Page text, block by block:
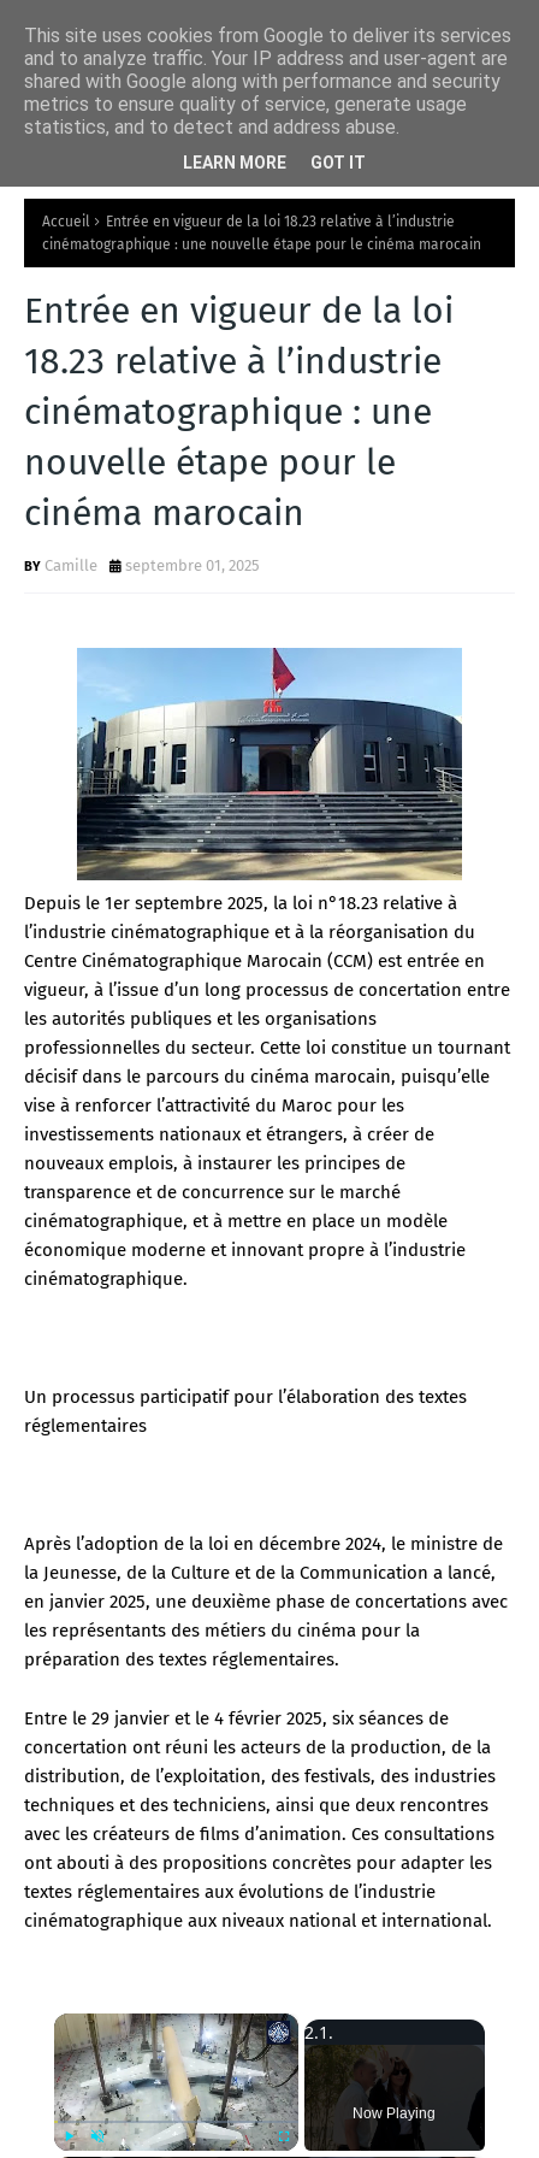
Accueil
Entrée en vigueur de la loi 18.23 relative à l’industrie
cinématographique : une nouvelle étape pour le cinéma marocain
Entrée en vigueur de la loi
18.23 relative à l’industrie
cinématographique : une
nouvelle étape pour le
cinéma marocain
Camille septembre 01, 2025
Depuis le 1er septembre 2025, la loi n°18.23 relative à
l’industrie cinématographique et à la réorganisation du
Centre Cinématographique Marocain (CCM) est entrée en
vigueur, à l’issue d’un long processus de concertation entre
les autorités publiques et les organisations
professionnelles du secteur. Cette loi constitue un tournant
décisif dans le parcours du cinéma marocain, puisqu’elle
vise à renforcer l’attractivité du Maroc pour les
investissements nationaux et étrangers, à créer de
nouveaux emplois, à instaurer les principes de
transparence et de concurrence sur le marché
cinématographique, et à mettre en place un modèle
économique moderne et innovant propre à l’industrie
cinématographique.
Un processus participatif pour l’élaboration des textes
réglementaires
Après l’adoption de la loi en décembre 2024, le ministre de
la Jeunesse, de la Culture et de la Communication a lancé,
en janvier 2025, une deuxième phase de concertations avec
les représentants des métiers du cinéma pour la
préparation des textes réglementaires.
Entre le 29 janvier et le 4 février 2025, six séances de
concertation ont réuni les acteurs de la production, de la
distribution, de l’exploitation, des festivals, des industries
techniques et des techniciens, ainsi que deux rencontres
avec les créateurs de films d’animation. Ces consultations
ont abouti à des propositions concrètes pour adapter les
textes réglementaires aux évolutions de l’industrie
cinématographique aux niveaux national et international.
×
Now Playing
This site uses cookies from Google to deliver its services
and to analyze traffic. Your IP address and user-agent are
shared with Google along with performance and security
metrics to ensure quality of service, generate usage
statistics, and to detect and address abuse.
LEARN MORE GOT IT